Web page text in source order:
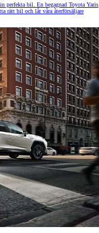
perfekta bil. En begagnad Toyota Yaris
rätt bil och låt våra återförsäljare